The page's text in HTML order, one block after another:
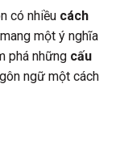
có nhiều cách
một ý nghĩa
phá những cấu
ngữ một cách